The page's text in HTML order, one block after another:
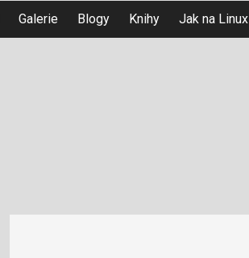
Galerie Blogy Knihy Jak na Linux